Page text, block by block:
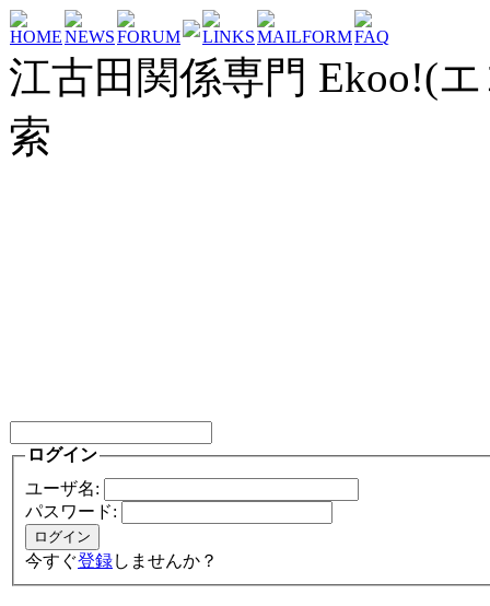
HOMENEWSFORUM LINKSMAILFORMFAQ
江古田関係専門 Ekoo!(
索
ログイン
ユーザ名:
パスワード:
今すぐ登録しませんか？